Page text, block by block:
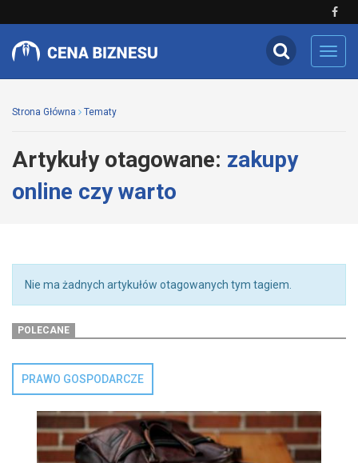
Strona Główna Tematy
Artykuły otagowane: zakupy
online czy warto
Nie ma żadnych artykułów otagowanych tym tagiem.
POLECANE
PRAWO GOSPODARCZE